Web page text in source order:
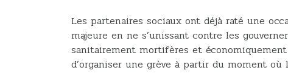
Les partenaires sociaux ont déjà raté une
majeure en ne s’unissant contre les
sanitairement mortifères et
d’organiser une grève à partir du moment